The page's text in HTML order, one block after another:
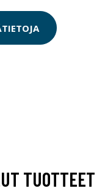
TUOTTEET